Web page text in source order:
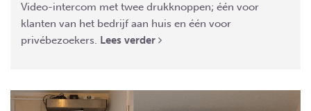
Video-intercom met twee drukknoppen; één voor
klanten van het bedrijf aan huis en één voor
privébezoekers. Lees verder